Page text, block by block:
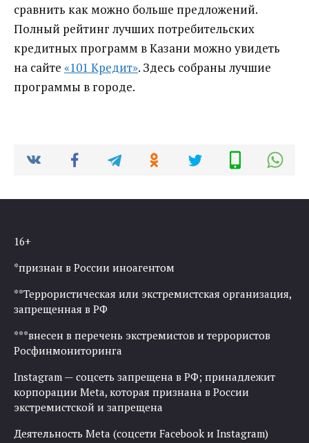
сравнить как можно больше предложений.
Полный рейтинг лучших потребительских
кредитных программ в Казани можно увидеть
на сайте «101 Кредит». Здесь собраны лучшие
программы в городе.
16+
*признан в России иноагентом
**Террористическая или экстремистская организация,
запрещенная в РФ
***внесен в перечень экстремистов и террористов
Росфинмониторинга
Instagram — соцсеть запрещена в РФ; принадлежит
корпорации Meta, которая признана в России
экстремистской и запрещена
Деятельность Meta (соцсети Facebook и Instagram)